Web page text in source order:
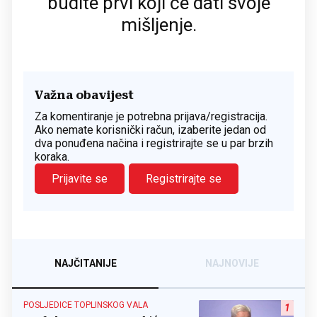
mišljenje.
Važna obavijest
Za komentiranje je potrebna prijava/registracija.
Ako nemate korisnički račun, izaberite jedan od
dva ponuđena načina i registrirajte se u par brzih
koraka.
Prijavite se
Registrirajte se
NAJČITANIJE NAJNOVIJE
1
POSLJEDICE TOPLINSKOG VALA